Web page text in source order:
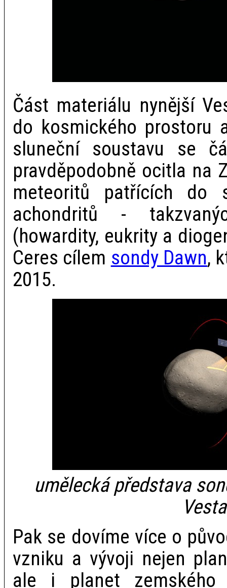
Část materiálu nynější
do kosmického prostoru
sluneční soustavu se
pravděpodobně ocitla na
meteoritů patřících do
achondritů -
(howardity, eukrity a
Ceres cílem sondy Dawn,
2015.
umělecká představa
Vesta
Pak se dovíme více o
vzniku a vývoji nejen
ale i planet